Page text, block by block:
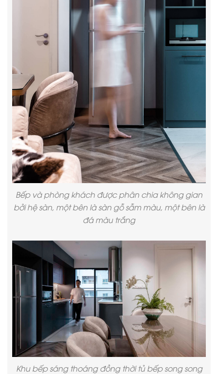
Bếp và phòng khách được phân chia không gian
bởi hệ sàn, một bên là sàn gỗ sẫm màu, một bên là
đá màu trắng
Khu bếp sáng thoáng đồng thời tủ bếp song song